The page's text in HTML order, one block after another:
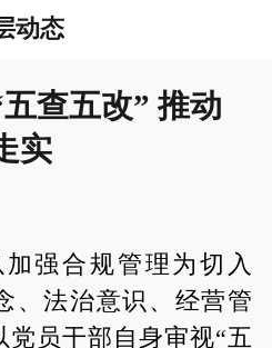
动态
查五改” 推动
实
强合规管理为切入
、法治意识、经营管
党员干部自身审视“五